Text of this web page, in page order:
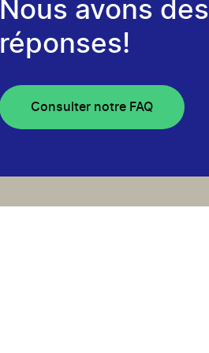
Nous avons des
réponses!
Consulter notre FAQ